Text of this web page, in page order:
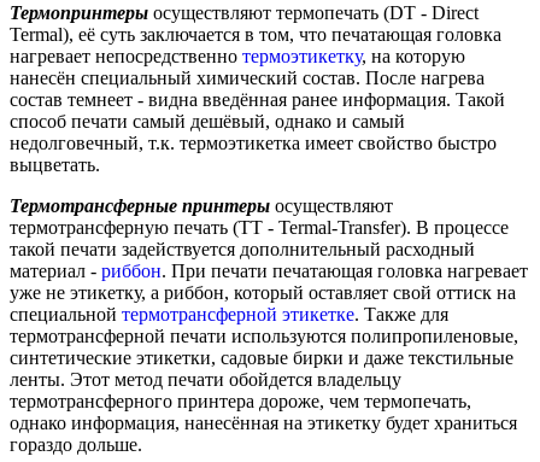
Термопринтеры осуществляют термопечать (DT - Direct
Termal), её суть заключается в том, что печатающая головка
нагревает непосредственно термоэтикетку, на которую
нанесён специальный химический состав. После нагрева
состав темнеет - видна введённая ранее информация. Такой
способ печати самый дешёвый, однако и самый
недолговечный, т.к. термоэтикетка имеет свойство быстро
выцветать.
Термотрансферные принтеры осуществляют
термотрансферную печать (TT - Termal-Transfer). В процессе
такой печати задействуется дополнительный расходный
материал - риббон. При печати печатающая головка нагревает
уже не этикетку, а риббон, который оставляет свой оттиск на
специальной термотрансферной этикетке. Также для
термотрансферной печати используются полипропиленовые,
синтетические этикетки, садовые бирки и даже текстильные
ленты. Этот метод печати обойдется владельцу
термотрансферного принтера дороже, чем термопечать,
однако информация, нанесённая на этикетку будет храниться
гораздо дольше.